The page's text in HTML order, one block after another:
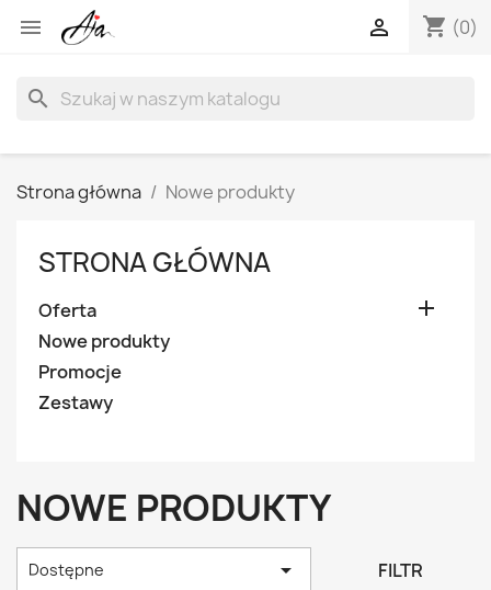
 shopping_cart (0)

search
Strona główna Nowe produkty
STRONA GŁÓWNA
Oferta 
Nowe produkty
Promocje
Zestawy
NOWE PRODUKTY
Dostępne  FILTR